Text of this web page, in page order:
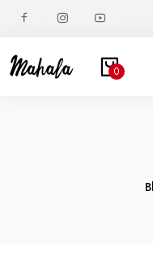
0